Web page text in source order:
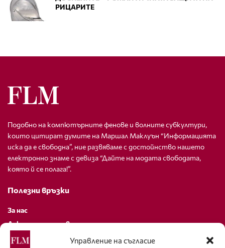
Управление на съгласие
РИЦАРИТЕ
Подобно на компютърните фенове и волните субкултури,
които цитират думите на Маршал Маклуън “Информацията
иска да е свободна”, ние развяваме с достойнство нашето
електронно знаме с девиза “Дайте на модата свободата,
която й се полага!”.
Полезни връзки
За нас
Декларация за поверителност
Политика за бисквитки